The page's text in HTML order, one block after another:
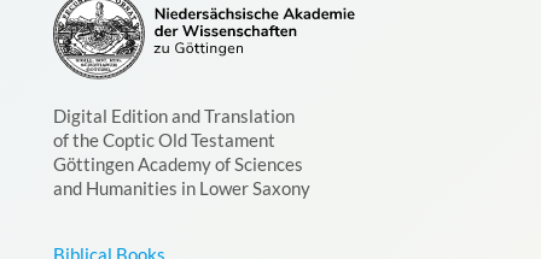
Digital Edition and Translation
of the Coptic Old Testament
Göttingen Academy of Sciences
and Humanities in Lower Saxony
Biblical Books